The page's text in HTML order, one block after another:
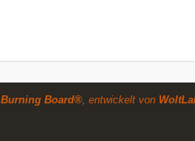
Burning Board®, entwickelt von